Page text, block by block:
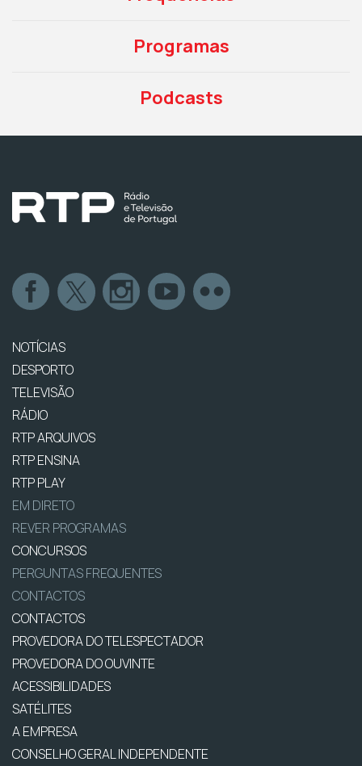
Programas
Podcasts
NOTÍCIAS
DESPORTO
TELEVISÃO
RÁDIO
RTP ARQUIVOS
RTP ENSINA
RTP PLAY
EM DIRETO
REVER PROGRAMAS
CONCURSOS
PERGUNTAS FREQUENTES
CONTACTOS
CONTACTOS
PROVEDORA DO TELESPECTADOR
PROVEDORA DO OUVINTE
ACESSIBILIDADES
SATÉLITES
A EMPRESA
CONSELHO GERAL INDEPENDENTE